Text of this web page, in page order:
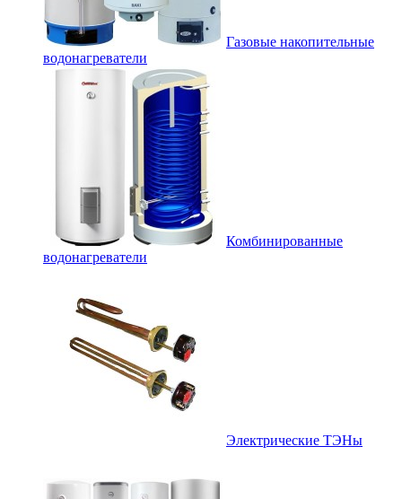
Газовые накопительные
водонагреватели
Комбинированные
водонагреватели
Электрические ТЭНы